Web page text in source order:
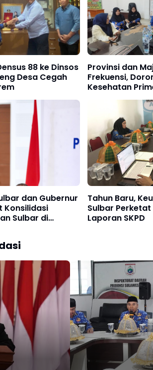
88 ke Dinsos
Desa Cegah
Provinsi dan
Frekuensi,
Kesehatan
dan Gubernur
Konsilidasi
Sulbar di
Tahun Baru,
Sulbar
Laporan SKPD